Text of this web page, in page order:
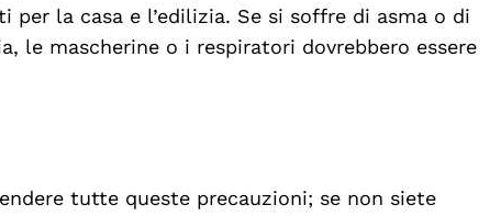
la casa e l’edilizia. Se si soffre di asma o di
le mascherine o i respiratori dovrebbero essere
tutte queste precauzioni; se non siete